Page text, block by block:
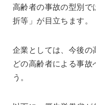
高齢者の事故の型別
折等」が目立ちます。
企業としては、今後
どの高齢者による事
う。